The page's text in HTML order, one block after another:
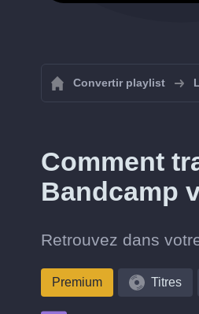
Convertir playlist
Comment
Bandcamp
Retrouvez dans
Premium Titres